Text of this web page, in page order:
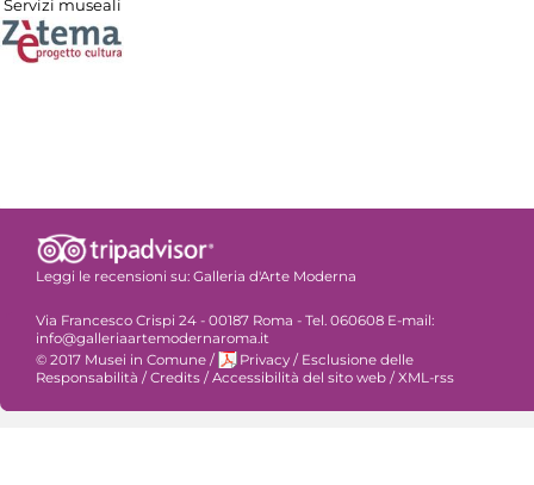
Servizi museali
Leggi le recensioni su: Galleria d'Arte Moderna
Via Francesco Crispi 24 - 00187 Roma - Tel. 060608 E-mail:
info@galleriaartemodernaroma.it
© 2017 Musei in Comune / Privacy / Esclusione delle
Responsabilità / Credits / Accessibilità del sito web / XML-rss